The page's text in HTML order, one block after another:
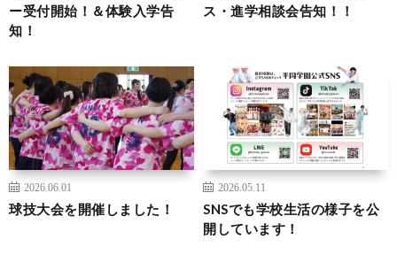
ー受付開始！＆体験入学告
知！
ス・進学相談会告知！！
2026.06.01
球技大会を開催しました！
2026.05.11
SNSでも学校生活の様子を公
開しています！